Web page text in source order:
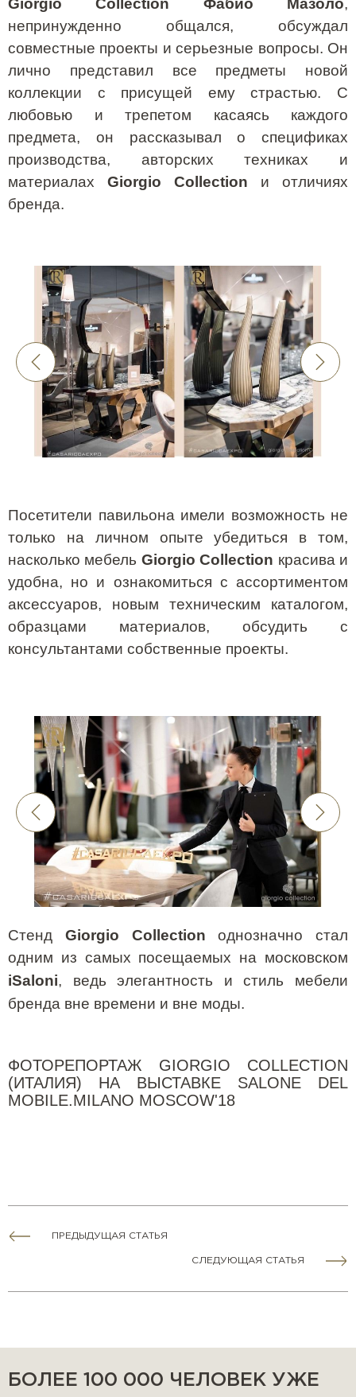
Giorgio Collection Фабио Мазоло,
непринужденно общался, обсуждал
совместные проекты и серьезные вопросы. Он
лично представил все предметы новой
коллекции с присущей ему страстью. С
любовью и трепетом касаясь каждого
предмета, он рассказывал о спецификах
производства, авторских техниках и
материалах Giorgio Collection
и отличиях
бренда.
Посетители павильона имели возможность не
только на личном опыте убедиться в том,
насколько мебель Giorgio Collection красива и
удобна, но и ознакомиться с ассортиментом
аксессуаров, новым техническим каталогом,
образцами материалов, обсудить с
консультантами собственные проекты.
Стенд Giorgio Collection
однозначно стал
одним из самых посещаемых на московском
iSaloni, ведь элегантность и стиль мебели
бренда вне времени и вне моды.
ФОТОРЕПОРТАЖ GIORGIO COLLECTION
(ИТАЛИЯ) НА ВЫСТАВКЕ SALONE DEL
MOBILE.MILANO MOSCOW'18
ПРЕДЫДУЩАЯ СТАТЬЯ
СЛЕДУЮЩАЯ СТАТЬЯ
БОЛЕЕ 100 000 ЧЕЛОВЕК УЖЕ